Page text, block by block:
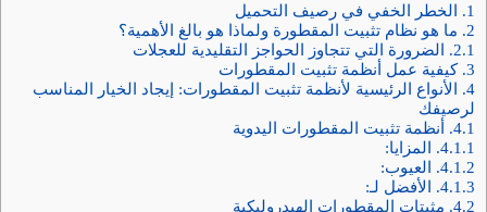
1. الخطر الخفي في رصيف التحميل
2. ما هو نظام تثبيت المقطورة ولماذا هو بالغ الأهمية؟
2.1. الضرورة التي تتجاوز الحواجز التقليدية للعجلات
3. كيفية عمل أنظمة تثبيت المقطورات
4. الأنواع الرئيسية لأنظمة تثبيت المقطورات: إيجاد الخيار المناسب
لرصيفك
4.1. أنظمة تثبيت المقطورات اليدوية
4.1.1. المزايا:
4.1.2. العيوب:
4.1.3. الأفضل لـ:
4.2. مثبتات المقطورات الهيدروليكية